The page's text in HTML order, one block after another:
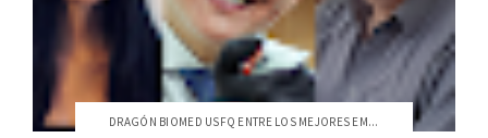
DRAGÓN BIOMED USFQ ENTRE LOS MEJORES EM...